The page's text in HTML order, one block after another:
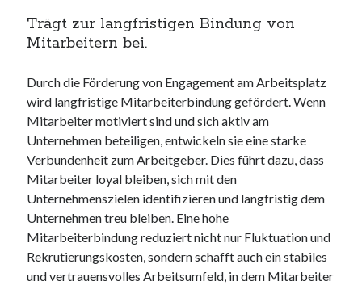
Trägt zur langfristigen Bindung von
Mitarbeitern bei.
Durch die Förderung von Engagement am Arbeitsplatz
wird langfristige Mitarbeiterbindung gefördert. Wenn
Mitarbeiter motiviert sind und sich aktiv am
Unternehmen beteiligen, entwickeln sie eine starke
Verbundenheit zum Arbeitgeber. Dies führt dazu, dass
Mitarbeiter loyal bleiben, sich mit den
Unternehmenszielen identifizieren und langfristig dem
Unternehmen treu bleiben. Eine hohe
Mitarbeiterbindung reduziert nicht nur Fluktuation und
Rekrutierungskosten, sondern schafft auch ein stabiles
und vertrauensvolles Arbeitsumfeld, in dem Mitarbeiter